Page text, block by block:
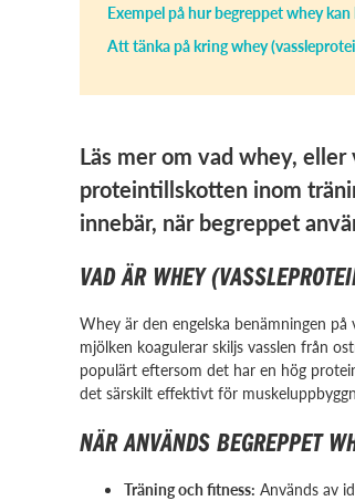
Exempel på hur begreppet whey kan
Att tänka på kring whey
Läs mer om vad whey,
proteintillskotten inom
innebär, när begreppet
VAD ÄR WHEY
Whey är den engelska benämningen
mjölken koagulerar skiljs vasslen från
populärt eftersom det har en hög
det särskilt effektivt för
NÄR ANVÄNDS BEGREPPET
Träning och fitness: Används av